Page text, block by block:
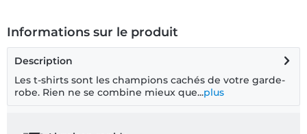
Informations sur le produit
Description
Les t-shirts sont les champions cachés de votre garde-
robe. Rien ne se combine mieux que...plus